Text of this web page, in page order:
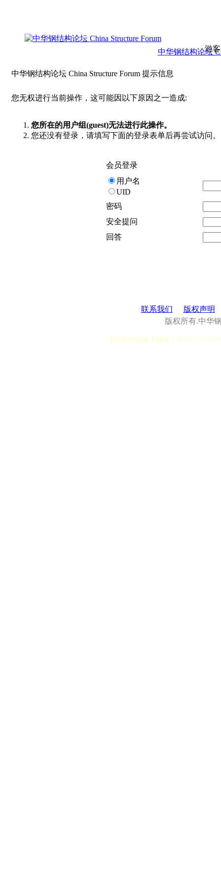
游
中华钢结构论坛
中华钢结构论坛 China Structure Forum 提示信息
您无权进行当前操作，这可能因以下原因之一造成:
您所在的用户组(guest)无法进行此操作。
您还没有登录，请填写下面的登录表单后再尝试访问。
会员登录
用户名
UID
密码
安全提问
回答
联系我们
版权声明
版权所有.中华
[Processing Time] User:0.28,